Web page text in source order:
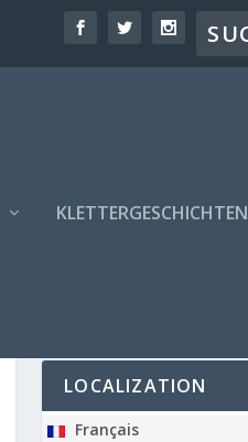
KLETTERGESCHICHTEN
LOCALIZATION
Français